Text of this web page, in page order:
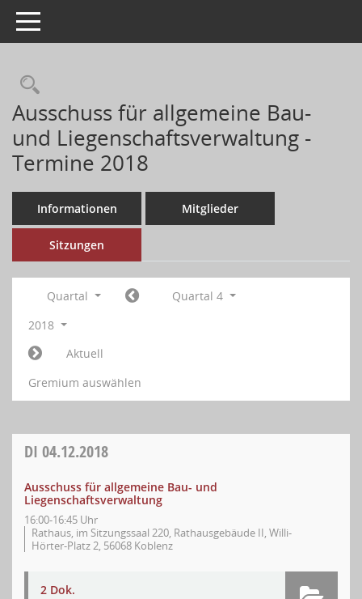
Toggle navigation
Ausschuss für allgemeine Bau-
und Liegenschaftsverwaltung -
Termine 2018
Informationen Mitglieder
Sitzungen
Quartal
Quartal 4
2018
Aktuell
Gremium auswählen
DI 04.12.2018
Ausschuss für allgemeine Bau- und
Liegenschaftsverwaltung
16:00-16:45 Uhr
Rathaus, im Sitzungssaal 220, Rathausgebäude II, Willi-
Hörter-Platz 2, 56068 Koblenz
2 Dok.